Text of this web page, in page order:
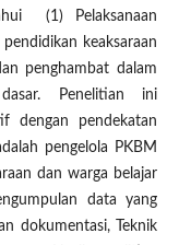
(1) Pelaksanaan
keaksaraan
penghambat dalam
dasar. Penelitian ini
dengan pendekatan
pengelola PKBM
dan warga belajar
data yang
dokumentasi, Teknik